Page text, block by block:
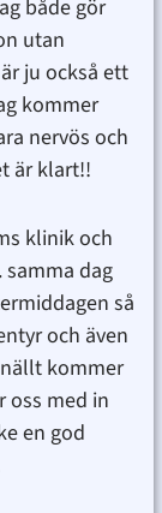
både gör
utan
ju också ett
kommer
nervös och
är klart!!
klinik och
dag
så
och även
kommer
oss med in
en god